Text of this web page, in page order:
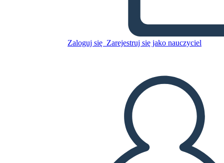
Zaloguj się Zarejestruj się jako nauczyciel
Untitled Storyboard
STWÓRZ SCENORYS
ODTWARZANIE POKAZU SLAJDÓW
PRZECZYTAJ MI